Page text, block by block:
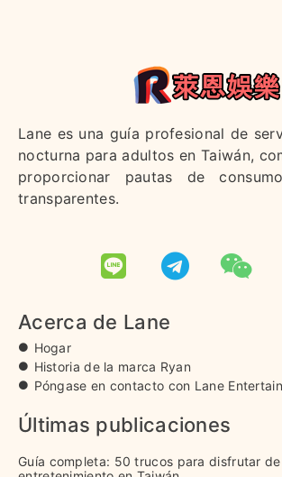
Lane es una guía profesional de
nocturna para adultos en Taiwán,
proporcionar pautas de
transparentes.
Acerca de Lane
Hogar
Historia de la marca Ryan
Póngase en contacto con Lane
Últimas publicaciones
Guía completa: 50 trucos para disfrutar